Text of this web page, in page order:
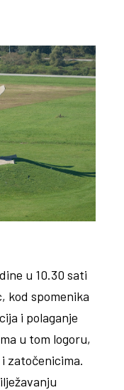
u 10.30 sati
kod spomenika
i polaganje
u tom logoru,
zatočenicima.